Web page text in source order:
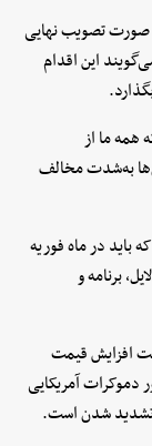
صورت تصویب نهایی
این اقدام
همه ما از
به‌شدت مخالف
باید در ماه فوریه
برنامه و
افزایش قیمت
دموکرات آمریکایی
تشدید شدن است.